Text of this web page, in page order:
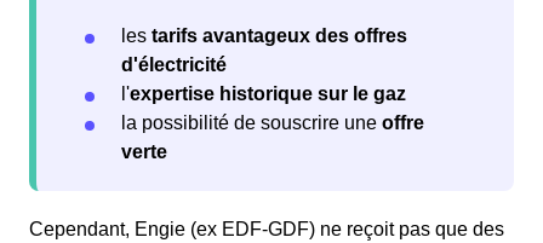
les tarifs avantageux des offres
d'électricité
l'expertise historique sur le gaz
la possibilité de souscrire une offre
verte
Cependant, Engie (ex EDF-GDF) ne reçoit pas que des